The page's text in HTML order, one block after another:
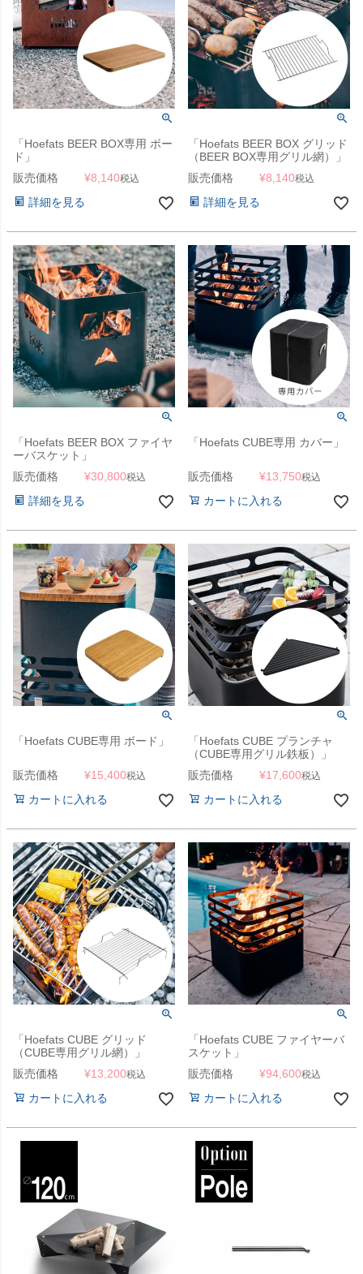
「Hoefats BEER BOX専用 ボー
ド」
販売価格
¥8,140税込
詳細を見る
「Hoefats BEER BOX グリッド
（BEER BOX専用グリル網）」
販売価格
¥8,140税込
詳細を見る
「Hoefats BEER BOX ファイヤ
ーバスケット」
販売価格
¥30,800税込
詳細を見る
「Hoefats CUBE専用 カバー」
販売価格 ¥13,750税込
カートに入れる
「Hoefats CUBE専用 ボード」
販売価格 ¥15,400税込
カートに入れる
「Hoefats CUBE プランチャ
（CUBE専用グリル鉄板）」
販売価格
¥17,600税込
カートに入れる
「Hoefats CUBE グリッド
（CUBE専用グリル網）」
販売価格
¥13,200税込
カートに入れる
「Hoefats CUBE ファイヤーバ
スケット」
販売価格
¥94,600税込
カートに入れる